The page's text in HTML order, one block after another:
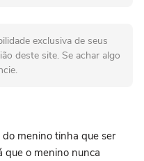
exclusiva de seus
deste site. Se achar algo
do menino tinha que ser
que o menino nunca